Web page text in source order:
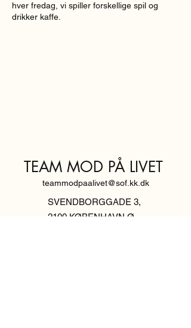
hver fredag, vi spiller forskellige spil og
drikker kaffe.
TEAM MOD PÅ LIVET
teammodpaalivet@sof.kk.dk
SVENDBORGGADE 3,
2100 KØBENHAVN Ø